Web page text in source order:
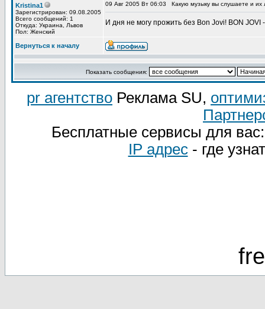
Kristina1
Зарегистрирован: 09.08.2005
Всего сообщений: 1
Откуда: Украина, Львов
Пол: Женский
09 Авг 2005 Вт 06:03 Какую музыку вы слушаете и
И дня не могу прожить без Bon Jovi! BON JOVI
Вернуться к началу
Показать сообщения:
pr агентство Реклама SU,
Бесплатные сервисы для
IP адрес- где